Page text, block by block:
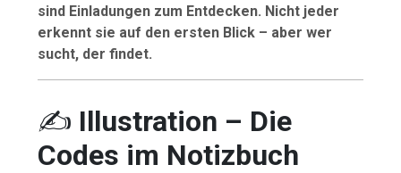
sind Einladungen zum Entdecken. Nicht jeder
erkennt sie auf den ersten Blick – aber wer
sucht, der findet.
✍️ Illustration – Die
Codes im Notizbuch